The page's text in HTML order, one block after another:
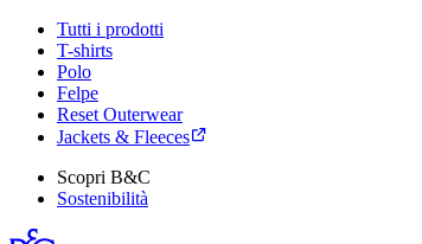
Tutti i prodotti
T-shirts
Polo
Felpe
Reset Outerwear
Jackets & Fleeces
Scopri B&C
Sostenibilità